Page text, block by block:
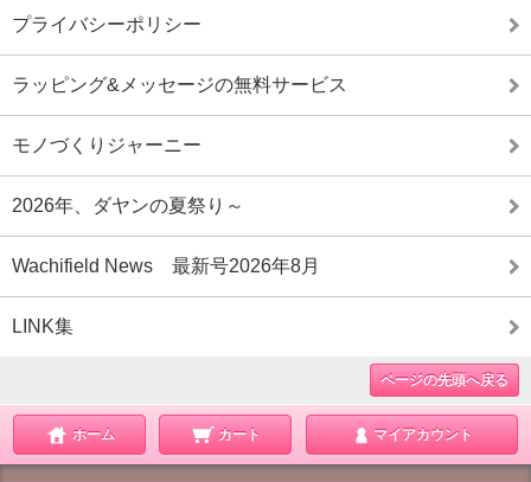
プライバシーポリシー
ラッピング&メッセージの無料サービス
モノづくりジャーニー
2026年、ダヤンの夏祭り～
Wachifield News 最新号2026年8月
LINK集
ページの先頭へ戻る
ホーム カート マイアカウント